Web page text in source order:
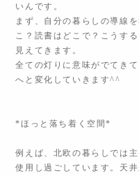
いんです。
まず、自分の暮らしの導線
こ？読書はどこで？こうす
見えてきます。
全ての灯りに意味がでてき
へと変化していきます^^
*ほっと落ち着く空間*
例えば、北欧の暮らしでは
使用し過ごしています。天